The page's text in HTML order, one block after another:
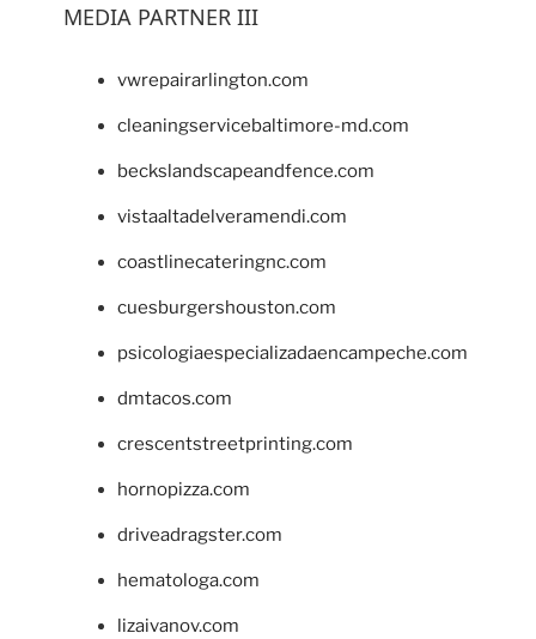
MEDIA PARTNER III
vwrepairarlington.com
cleaningservicebaltimore-md.com
beckslandscapeandfence.com
vistaaltadelveramendi.com
coastlinecateringnc.com
cuesburgershouston.com
psicologiaespecializadaencampeche.com
dmtacos.com
crescentstreetprinting.com
hornopizza.com
driveadragster.com
hematologa.com
lizaivanov.com